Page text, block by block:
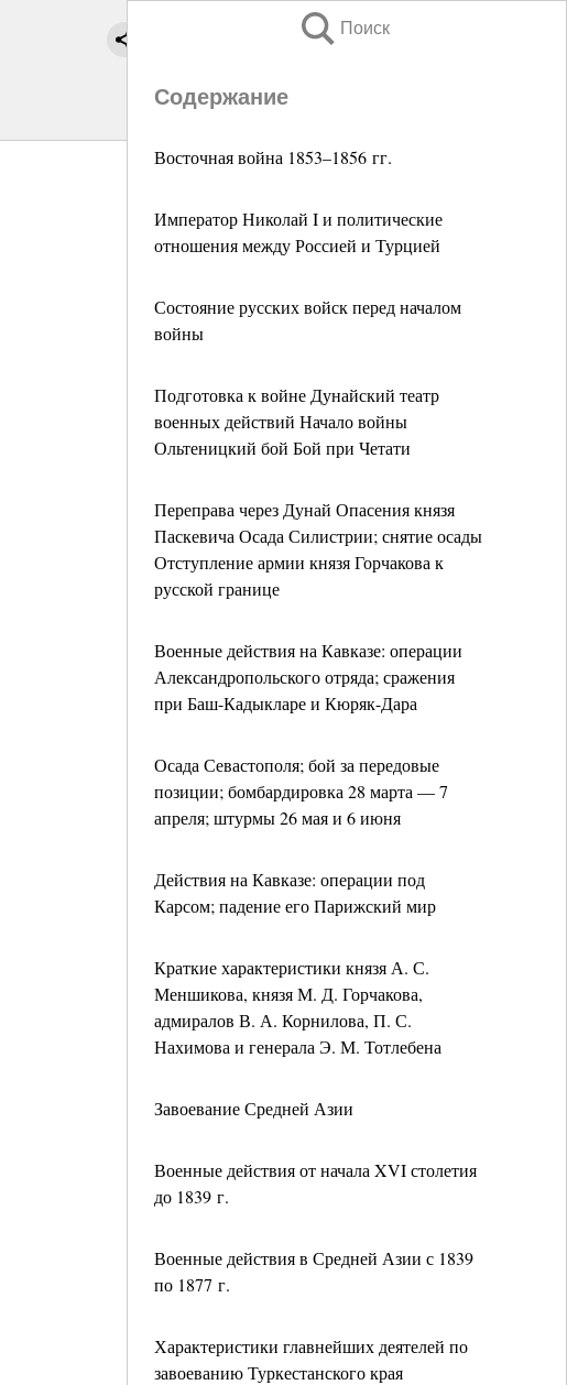
Поиск
Содержание
Восточная война 1853–1856 гг.
Император Николай I и политические
отношения между Россией и Турцией
Состояние русских войск перед началом
войны
Подготовка к войне Дунайский театр
военных действий Начало войны
Ольтеницкий бой Бой при Четати
Переправа через Дунай Опасения князя
Паскевича Осада Силистрии; снятие осады
Отступление армии князя Горчакова к
русской границе
Военные действия на Кавказе: операции
Александропольского отряда; сражения
при Баш-Кадыкларе и Кюряк-Дара
Осада Севастополя; бой за передовые
позиции; бомбардировка 28 марта — 7
апреля; штурмы 26 мая и 6 июня
Действия на Кавказе: операции под
Карсом; падение его Парижский мир
Краткие характеристики князя А. С.
Меншикова, князя М. Д. Горчакова,
адмиралов В. А. Корнилова, П. С.
Нахимова и генерала Э. М. Тотлебена
Завоевание Средней Азии
Военные действия от начала XVI столетия
до 1839 г.
Военные действия в Средней Азии с 1839
по 1877 г.
Характеристики главнейших деятелей по
завоеванию Туркестанского края